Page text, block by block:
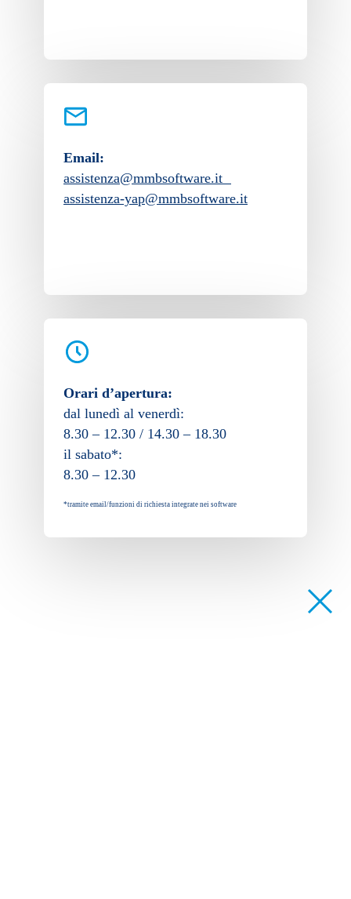
Email:
assistenza@mmbsoftware.it
assistenza-yap@mmbsoftware.it
Orari d’apertura:
dal lunedì al venerdì:
8.30 – 12.30 / 14.30 – 18.30
il sabato*:
8.30 – 12.30
*tramite email/funzioni di richiesta integrate nei software